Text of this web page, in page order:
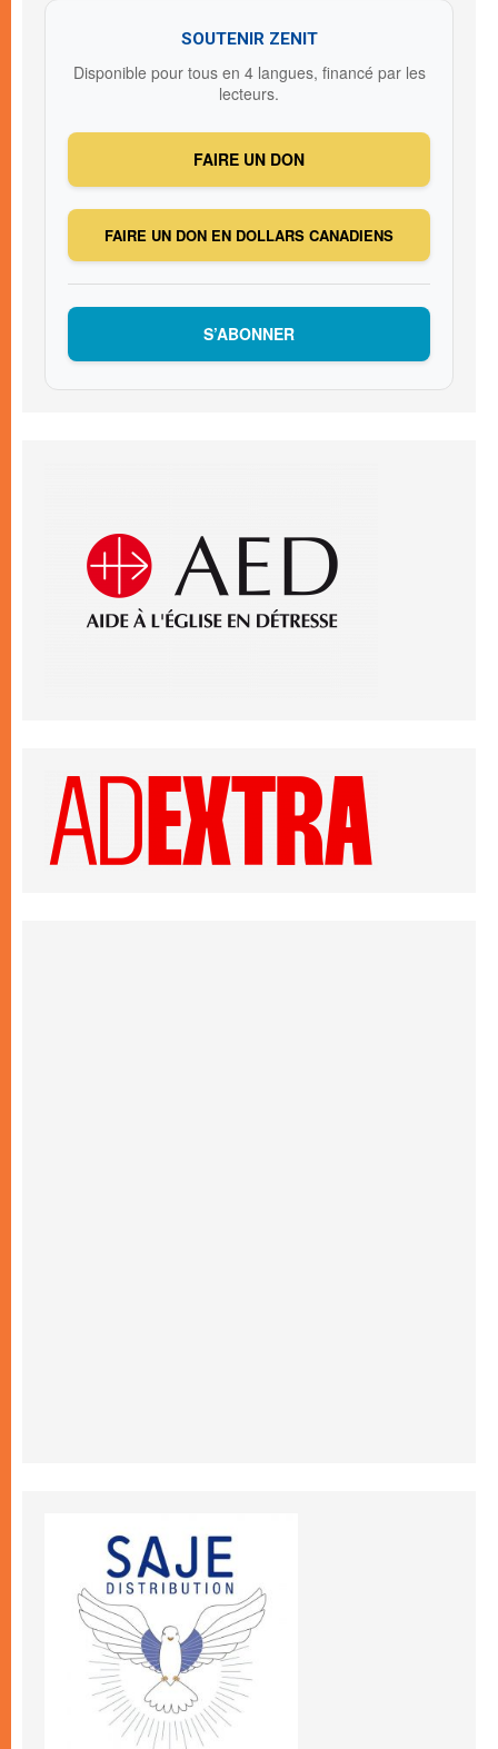
SOUTENIR ZENIT
Disponible pour tous en 4 langues, financé par les
lecteurs.
FAIRE UN DON
FAIRE UN DON EN DOLLARS CANADIENS
S’ABONNER